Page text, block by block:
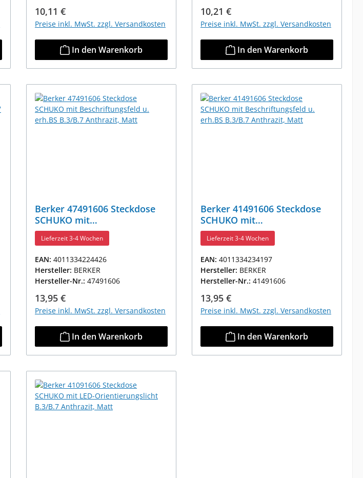
Regulärer Preis:
10,11 €
Preise inkl. MwSt. zzgl. Versandkosten
In den Warenkorb
Regulärer Preis:
10,21 €
Preise inkl. MwSt. zzgl. Versandkosten
In den Warenkorb
Berker 47491606 Steckdose
SCHUKO mit
Beschriftungsfeld u. erh.BS
B.3/B.7 Anthrazit, Matt
Lieferzeit 3-4 Wochen
EAN: 4011334224426
Hersteller: BERKER
Hersteller-Nr.: 47491606
Regulärer Preis:
13,95 €
Preise inkl. MwSt. zzgl. Versandkosten
In den Warenkorb
Berker 41491606 Steckdose
SCHUKO mit
Beschriftungsfeld u. erh.BS
B.3/B.7 Anthrazit, Matt
Lieferzeit 3-4 Wochen
EAN: 4011334234197
Hersteller: BERKER
Hersteller-Nr.: 41491606
Regulärer Preis:
13,95 €
Preise inkl. MwSt. zzgl. Versandkosten
In den Warenkorb